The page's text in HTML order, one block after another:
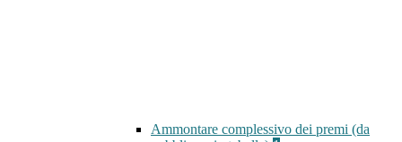
Ammontare complessivo dei premi (da